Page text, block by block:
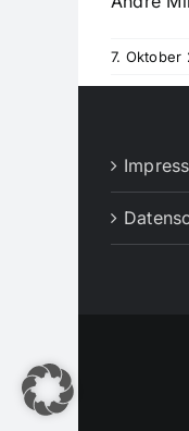
7. Oktober